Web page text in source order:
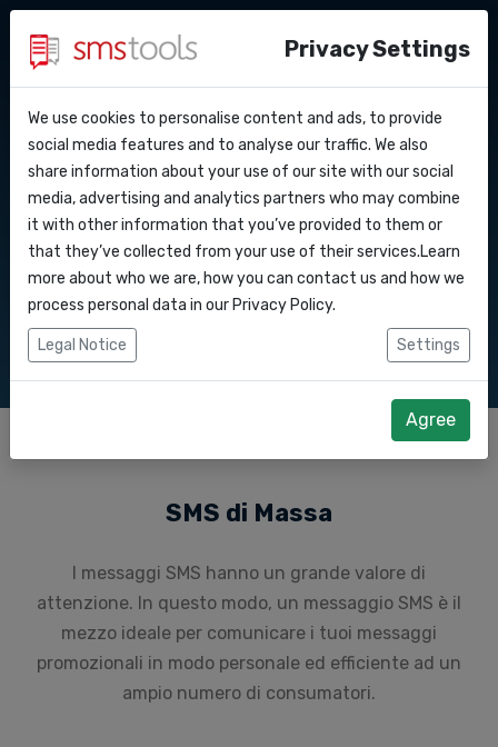
API Docs
Webhooks
Integrazioni
Zapier
Perche’ smstools?
Blog
Accordo del livello di servizio
Contatti
Richiedi un preventivo
SMS di Massa
Invia messaggi SMS di massa ai consumatori
attraverso il nostro software o API Da 0,06 € per
SMS in
SMS di Massa
I messaggi SMS hanno un grande valore di
attenzione. In questo modo, un messaggio SMS è il
mezzo ideale per comunicare i tuoi messaggi
promozionali in modo personale ed efficiente ad un
ampio numero di consumatori.
Privacy Settings
We use cookies to personalise content and ads, to provide
social media features and to analyse our traffic. We also
share information about your use of our site with our social
media, advertising and analytics partners who may combine
it with other information that you’ve provided to them or
that they’ve collected from your use of their services.Learn
more about who we are, how you can contact us and how we
process personal data in our Privacy Policy.
Legal Notice Settings
Agree